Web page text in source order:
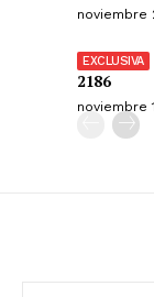
noviembre
2186
noviembre